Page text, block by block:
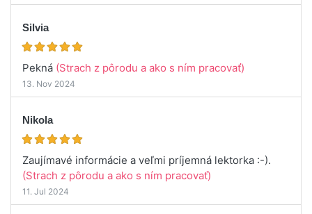
Silvia
Pekná (Strach z pôrodu a ako s ním pracovať)
13. Nov 2024
Nikola
Zaujímavé informácie a veľmi príjemná lektorka :-).
(Strach z pôrodu a ako s ním pracovať)
11. Jul 2024